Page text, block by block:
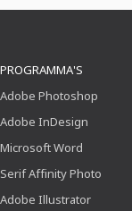
PROGRAMMA'S
Adobe Photoshop
Adobe InDesign
Microsoft Word
Serif Affinity Photo
Adobe Illustrator